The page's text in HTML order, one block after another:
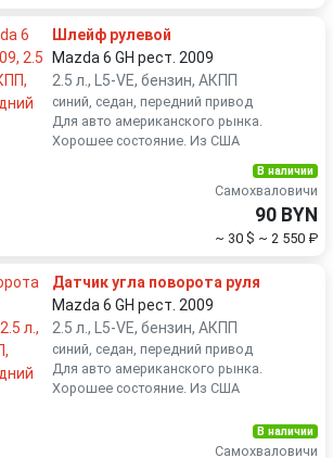
Шлейф рулевой
Mazda 6 GH рест. 2009
2.5 л., L5-VE, бензин, АКПП
синий, седан, передний привод
Для авто американского рынка.
Хорошее состояние. Из США
В наличии
Самохваловичи
90 BYN
~ 30 $ ~ 2 550 ₽
Датчик угла поворота руля
Mazda 6 GH рест. 2009
2.5 л., L5-VE, бензин, АКПП
синий, седан, передний привод
Для авто американского рынка.
Хорошее состояние. Из США
В наличии
Самохваловичи